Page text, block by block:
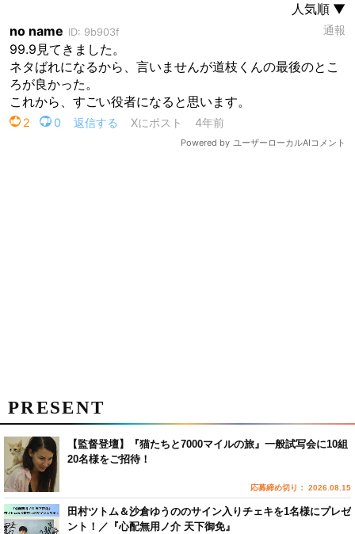
PRESENT
【監督登壇】『猫たちと7000マイルの旅』一般試写会に10組
20名様をご招待！
応募締め切り： 2026.08.15
田村ツトム＆沙倉ゆうののサイン入りチェキを1名様にプレゼ
ント！／『心配無用ノ介 天下御免』